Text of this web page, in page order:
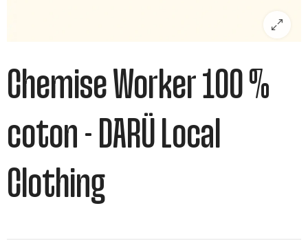
Chemise Worker 100 %
coton - DARÜ Local
Clothing